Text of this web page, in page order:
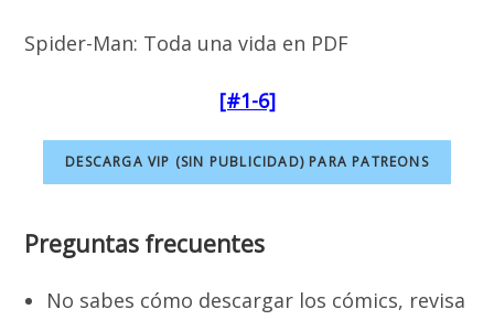
Spider-Man: Toda una vida en PDF
[#1-6]
DESCARGA VIP (SIN PUBLICIDAD) PARA PATREONS
Preguntas frecuentes
No sabes cómo descargar los cómics, revisa